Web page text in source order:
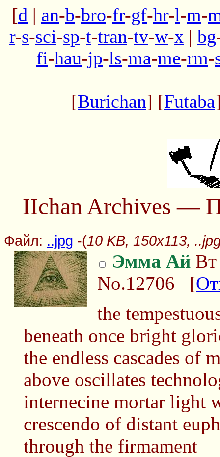
[d | an-b-bro-fr-gf-hr-l-m-
r-s-sci-sp-t-tran-tv-w-x | bg
fi-hau-jp-ls-ma-me-rm-
[Burichan] [Futaba
IIchan Archives —
Файл: ..jpg -(10 KB, 150x113,
Эмма Ай
No.12706 [
the
beneath once bright
the endless cascades of
above oscillates
internecine mortar light
crescendo of distant
through the firmament